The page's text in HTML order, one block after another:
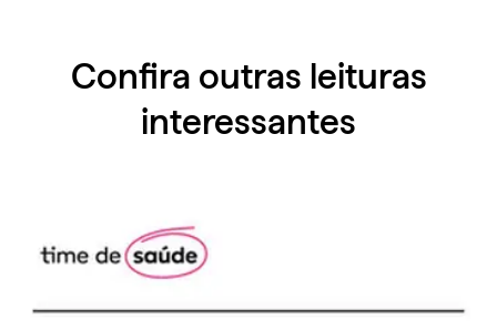
Confira outras leituras
interessantes